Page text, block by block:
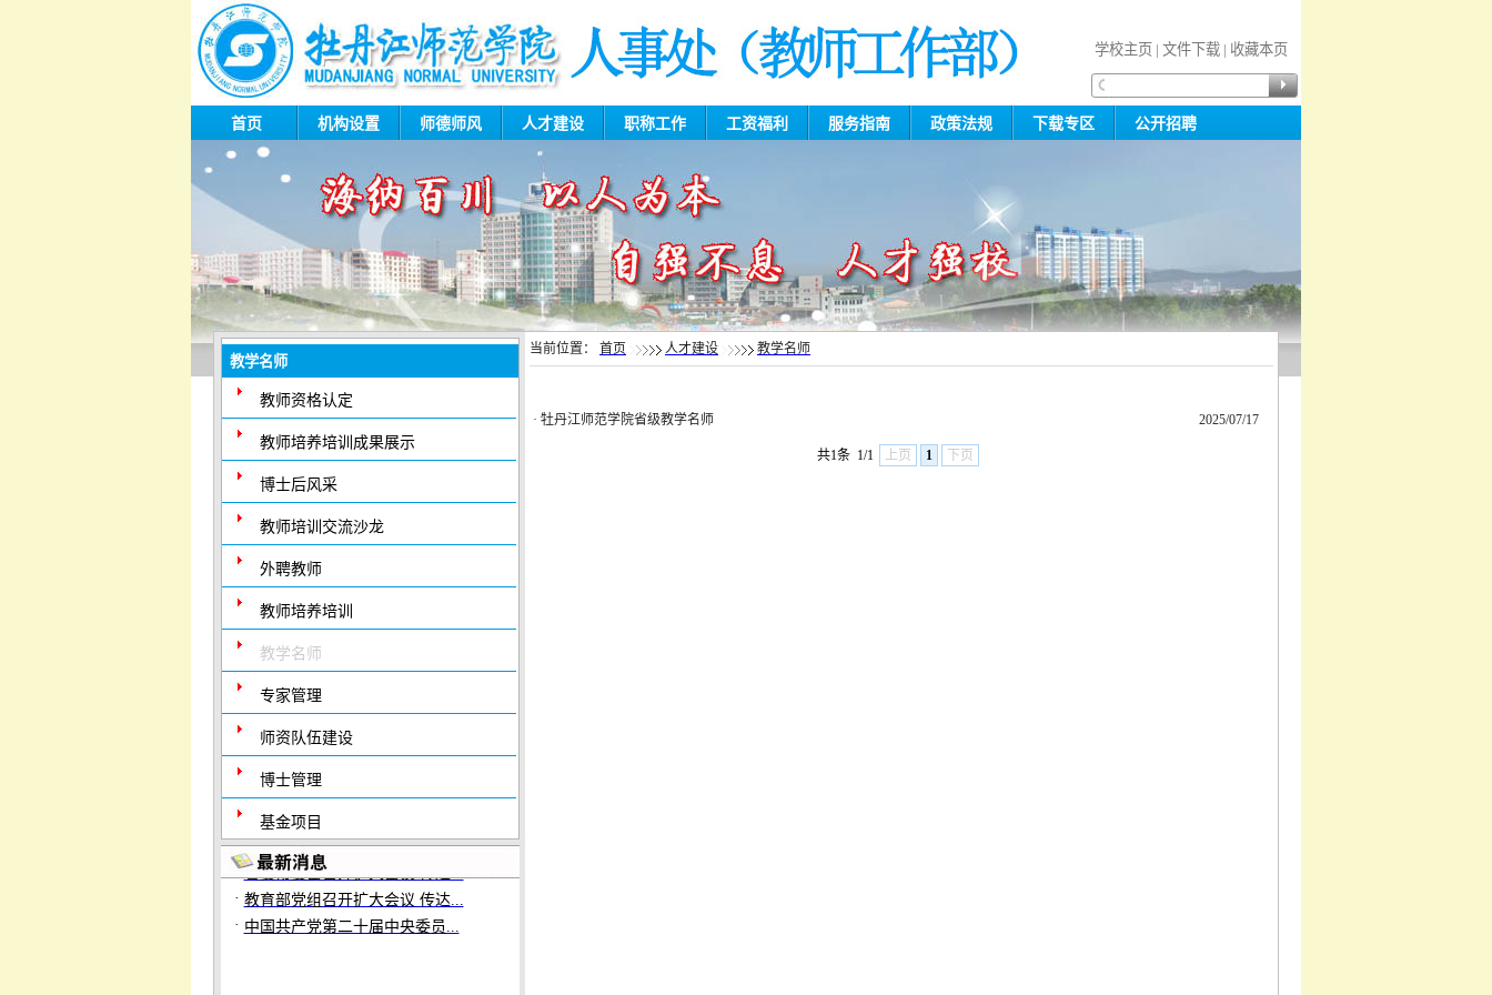
学校主页 | 文件下载 | 收藏本页
首页 机构设置 师德师风 人才建设 职称工作 工资福利 服务指南 政策法规 下载专区 公开招聘
教学名师
教师资格认定
教师培养培训成果展示
博士后风采
教师培训交流沙龙
外聘教师
教师培养培训
教学名师
专家管理
师资队伍建设
博士管理
基金项目
· 省委常委会召开扩大会议 传达...
教育部党组召开扩大会议 传达...
中国共产党第二十届中央委员...
当前位置： 首页 人才建设 教学名师
· 牡丹江师范学院省级教学名师 2025/07/17
共1条 1/1 上页 1 下页